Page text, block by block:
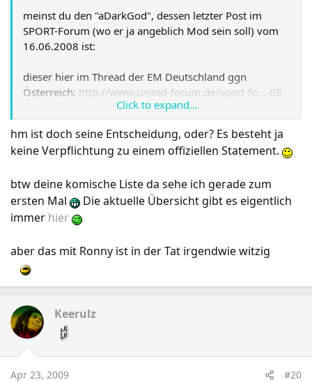
meinst du den "aDarkGod", dessen letzter Post im
SPORT-Forum (wo er ja angeblich Mod sein soll) vom
16.06.2008 ist:
dieser hier im Thread der EM Deutschland ggn
Österreich: http://www.united-forum.de/sport-fo...-08-
20-45-1-0-a-69873/seite4.html#post1483030
Irgendwie doch ein eindrucksvoll.....
Übersicht über alle Mods gibts btw. hier:
http://www.united-forum.de/showpost.php?
p=1127612&postcount=10
obwohl aktuell is das auch ned.... dass derkso noch drin
is, is ja in ordnung... der schied ja erst heute aus... aber
mope steht auch noch drin.... kA wann der sich aus
dem team geschlichen hat... der hats ma wieder
heimlich still und leise gemacht ^^
Click to expand...
hm ist doch seine Entscheidung, oder? Es besteht ja
keine Verpflichtung zu einem offiziellen Statement.
btw deine komische Liste da sehe ich gerade zum
ersten Mal
Die aktuelle Übersicht gibt es eigentlich
immer hier
aber das mit Ronny ist in der Tat irgendwie witzig
Keerulz
Apr 23, 2009 #20